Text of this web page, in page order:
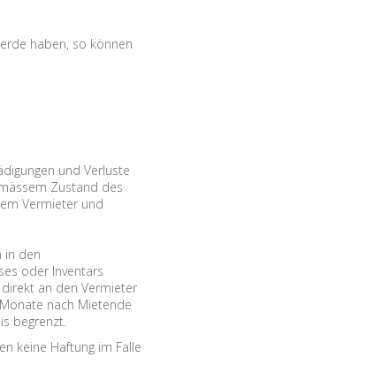
haben, so können
und Verluste
Zustand des
Vermieter und
in den
oder Inventars
an den Vermieter
nach Mietende
begrenzt.
keine Haftung im Falle